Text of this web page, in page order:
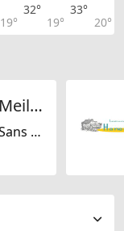
19°
32°
19°
33°
20°
Restaurant Löwen Meilen
Internationale, Suisse, Sans gluten, Européene, Française, Régionale, Sans lactose